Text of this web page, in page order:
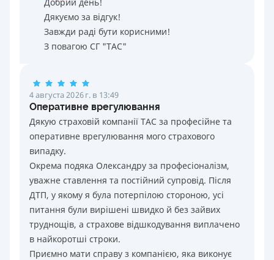
Дякуємо за відгук!
Завжди раді бути корисними!
З повагою СГ "ТАС"
4 августа 2026 г. в 13:49
Оперативне врегулювання
Дякую страховій компанії ТАС за професійне та
оперативне врегулювання мого страхового
випадку.
Окрема подяка Олександру за професіоналізм,
уважне ставлення та постійний супровід. Після
ДТП, у якому я була потерпілою стороною, усі
питання були вирішені швидко й без зайвих
труднощів, а страхове відшкодування виплачено
в найкоротші строки.
Приємно мати справу з компанією, яка виконує